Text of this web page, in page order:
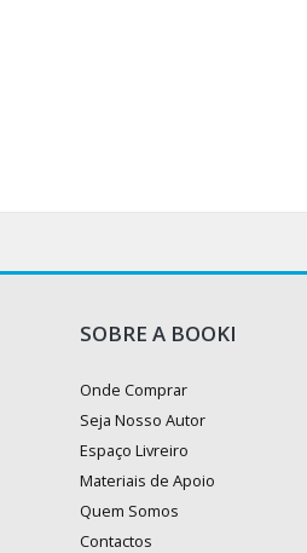
SOBRE A BOOKI
Onde Comprar
Seja Nosso Autor
Espaço Livreiro
Materiais de Apoio
Quem Somos
Contactos